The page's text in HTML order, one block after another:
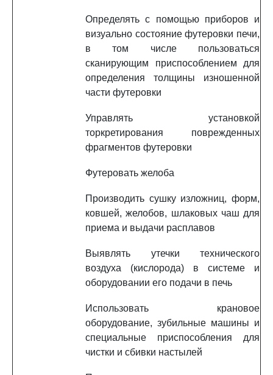
Определять с помощью приборов и
визуально состояние футеровки печи,
в том числе пользоваться
сканирующим приспособлением для
определения толщины изношенной
части футеровки
Управлять установкой
торкретирования поврежденных
фрагментов футеровки
Футеровать желоба
Производить сушку изложниц, форм,
ковшей, желобов, шлаковых чаш для
приема и выдачи расплавов
Выявлять утечки технического
воздуха (кислорода) в системе и
оборудовании его подачи в печь
Использовать крановое
оборудование, зубильные машины и
специальные приспособления для
чистки и сбивки настылей